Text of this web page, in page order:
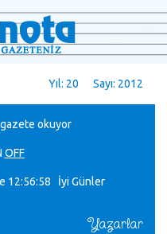
Yıl: 20 Sayı: 2012
okuyor
OFF
12:56:58 İyi Günler
Yazarlar